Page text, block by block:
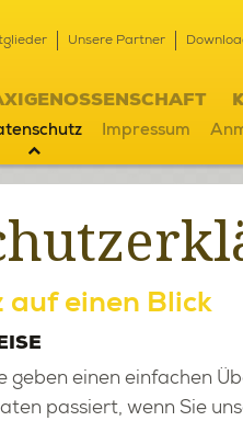
Unsere Partner
Impressum
auf einen Blick
geben einen ein­fa­chen
pas­siert, wenn Sie